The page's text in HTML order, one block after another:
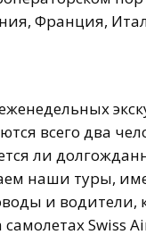
Франция,
всего два
ли
наши туры,
и водители,
Swiss